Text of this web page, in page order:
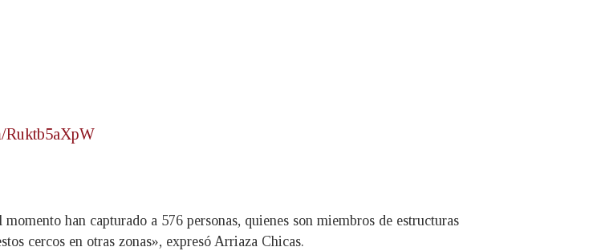
Ruktb5aXpW
han capturado a 576 personas, quienes son miembros de estructuras
cercos en otras zonas», expresó Arriaza Chicas.